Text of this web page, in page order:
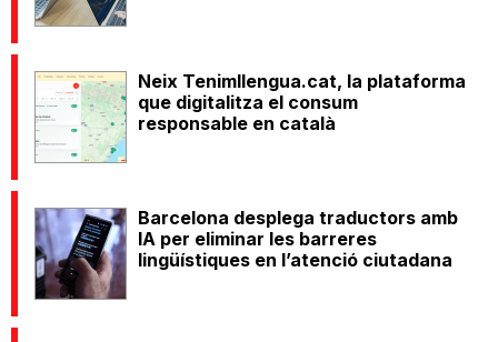
Neix Tenimllengua.cat, la plataforma
que digitalitza el consum
responsable en català
Barcelona desplega traductors amb
IA per eliminar les barreres
lingüístiques en l’atenció ciutadana